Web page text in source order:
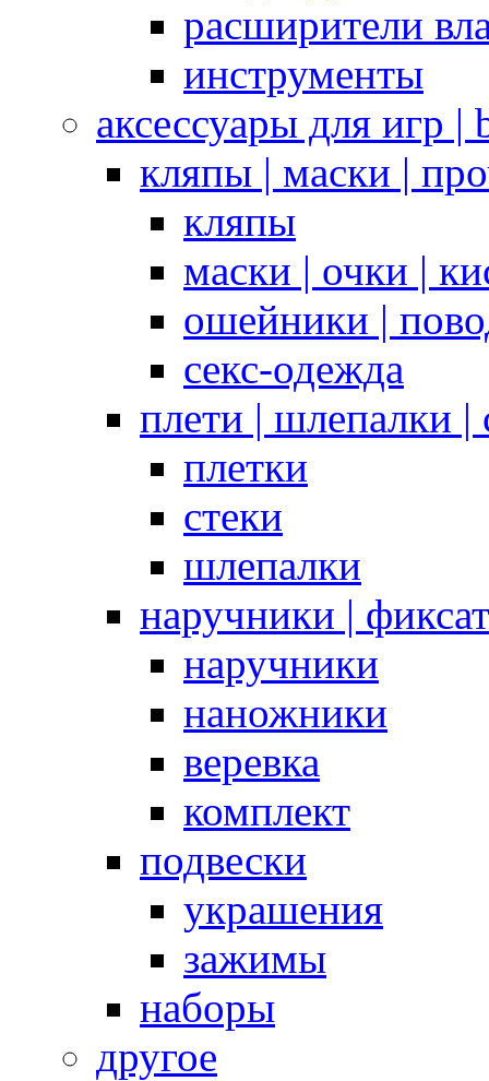
расширители
инструменты
аксессуары для игр |
кляпы | маски |
кляпы
маски | очки |
ошейники |
секс-одежда
плети | шлепалки |
плетки
стеки
шлепалки
наручники |
наручники
наножники
веревка
комплект
подвески
украшения
зажимы
наборы
другое